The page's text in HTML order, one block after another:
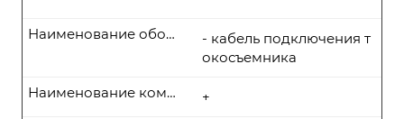
- кабель подключения т
окосъемника
Наименование оборудования
+
Наименование комплекта поставки